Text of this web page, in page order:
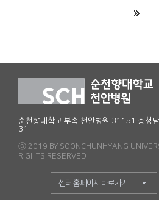
순천향대학교 부속 천안병원 31151 충청
31
ⓒ 2019 BY SOONCHUNHYANG
RIGHTS RESERVED.
센터 홈페이지 바로가기